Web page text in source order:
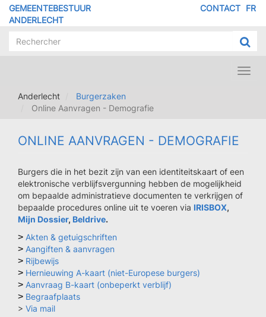
Overslaan
GEMEENTEBESTUUR
ANDERLECHT
FR
CONTACT
Anderlecht
Burgerzaken
Online Aanvragen - Demografie
ONLINE AANVRAGEN - DEMOGRAFIE
Burgers die in het bezit zijn van een identiteitskaart of een
elektronische verblijfsvergunning hebben de mogelijkheid
om bepaalde administratieve documenten te verkrijgen of
bepaalde procedures online uit te voeren via IRISBOX,
Mijn Dossier, Beldrive.
> Akten & getuigschriften
> Aangiften & aanvragen
> Rijbewijs
> Hernieuwing A-kaart (niet-Europese burgers)
> Aanvraag B-kaart (onbeperkt verblijf)
> Begraafplaats
> Via mail